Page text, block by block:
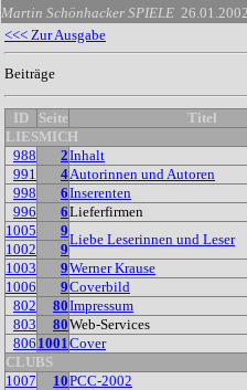
Martin Schönhacker SPIELE
<<< Zur Ausgabe
Beiträge
ID Seite
Titel
LIESMICH
988
2Inhalt
991
4Autorinnen und Autoren
998
6Inserenten
996
6Lieferfirmen
1005
9
Liebe Leserinnen und Leser
1002
9
1003
9Werner Krause
1006
9Coverbild
802
80Impressum
803
80Web-Services
806 1001Cover
CLUBS
1007
10PCC-2002